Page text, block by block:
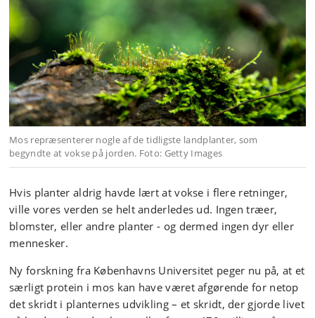
Mos repræsenterer nogle af de tidligste landplanter, som
begyndte at vokse på jorden. Foto: Getty Images
Hvis planter aldrig havde lært at vokse i flere retninger,
ville vores verden se helt anderledes ud. Ingen træer,
blomster, eller andre planter - og dermed ingen dyr eller
mennesker.
Ny forskning fra Københavns Universitet peger nu på, at et
særligt protein i mos kan have været afgørende for netop
det skridt i planternes udvikling – et skridt, der gjorde livet